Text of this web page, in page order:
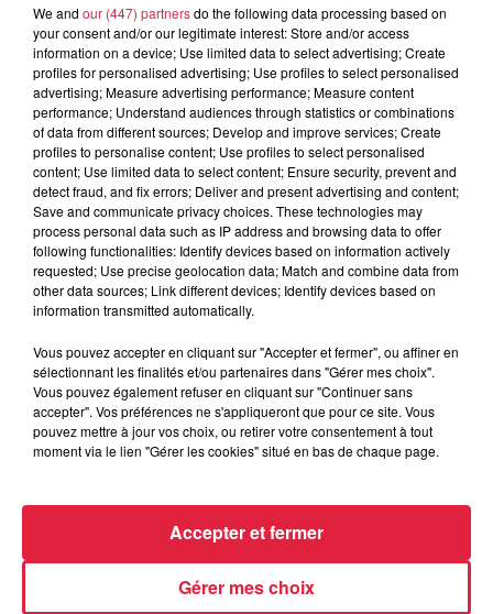
Lieu
Salle Polyvalente
67860 Rhinau
Organisateur
https://www.facebook.com/p/Amicale-
des-Sapeurs-Pompiers-de-Rhinau-
100067298121503/
Tarif Payant
RADIO INFOS
TRAQUEURS D'EMPLOI
We and our (447) partnersdo the following data processing based on
your consent and/or our legitimate interest: Store and/or access
information on a device; Use limited data to select advertising; Create
profiles for personalised advertising; Use profiles to select personalised
advertising; Measure advertising performance; Measure content
performance; Understand audiences through statistics or combinations
of data from different sources; Develop and improve services; Create
profiles to personalise content; Use profiles to select personalised
content; Use limited data to select content; Ensure security, prevent and
detect fraud, and fix errors; Deliver and present advertising and content;
Save and communicate privacy choices. These technologies may
process personal data such as IP address and browsing data to offer
following functionalities: Identify devices based on information actively
requested; Use precise geolocation data; Match and combine data from
other data sources; Link different devices; Identify devices based on
information transmitted automatically.
Vous pouvez accepter en cliquant sur "Accepter et fermer", ou affiner en
sélectionnant les finalités et/ou partenaires dans "Gérer mes choix".
Vous pouvez également refuser en cliquant sur "Continuer sans
accepter". Vos préférences ne s'appliqueront que pour ce site. Vous
pouvez mettre à jour vos choix, ou retirer votre consentement à tout
moment via le lien "Gérer les cookies" situé en bas de chaque page.
Gérer mes choix
Accepter et fermer